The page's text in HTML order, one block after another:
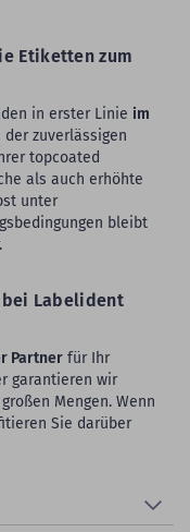
Etiketten zum
in erster Linie im
der zuverlässigen
topcoated
als auch erhöhte
unter
bleibt
Labelident
Partner für Ihr
garantieren wir
Mengen. Wenn
Sie darüber